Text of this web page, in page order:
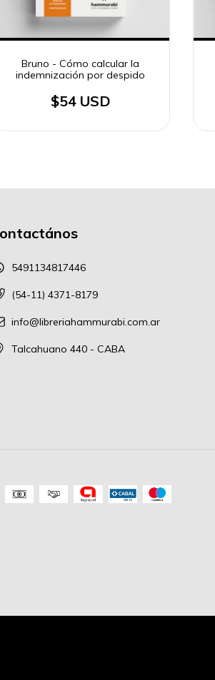
Bruno - Cómo calcular la
indemnización por despido
$54 USD
5491134817446
(54-11) 4371-8179
info@libreriahammurabi.com.ar
Talcahuano 440 - CABA